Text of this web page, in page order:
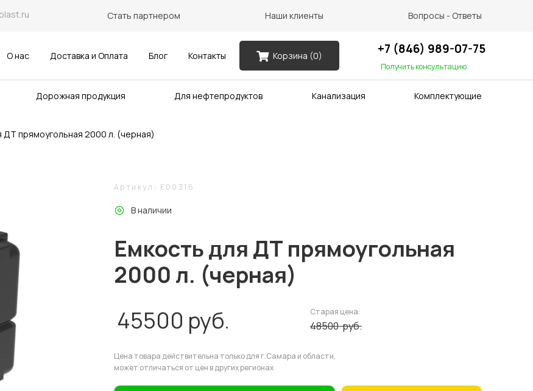
Стать партнером Наши клиенты Вопросы - Ответы
О нас Доставка и Оплата Блог Контакты Корзина (0) +7 (846) 989-07-75
Получить консультацию
Дорожная продукция Для нефтепродуктов Канализация Комплектующие
ДТ прямоугольная 2000 л. (черная)
Артикул: E00316
В наличии
Емкость для ДТ прямоугольная
2000 л. (черная)
45500 руб. Старая цена:
48500руб.
Цена товара действительна только для г.Самара и области,
может отличаться от цен в других регионах